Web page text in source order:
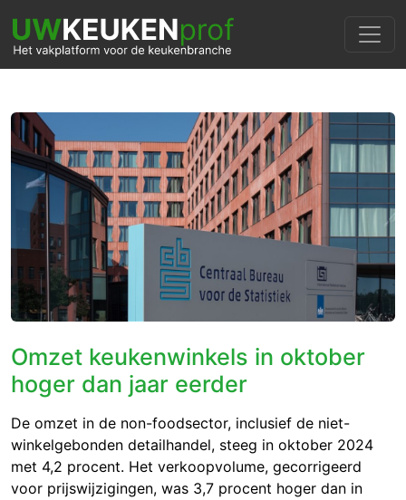
Omzet keukenwinkels in oktober
hoger dan jaar eerder
De omzet in de non-foodsector, inclusief de niet-
winkelgebonden detailhandel, steeg in oktober 2024
met 4,2 procent. Het verkoopvolume, gecorrigeerd
voor prijswijzigingen, was 3,7 procent hoger dan in